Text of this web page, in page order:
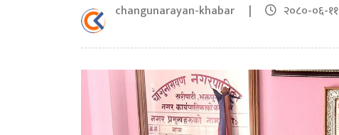
changunarayan-khabar | २०८०-०६-११